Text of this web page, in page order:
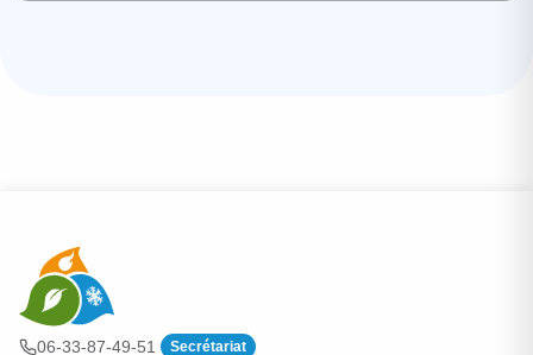
06-33-87-49-51 Secrétariat